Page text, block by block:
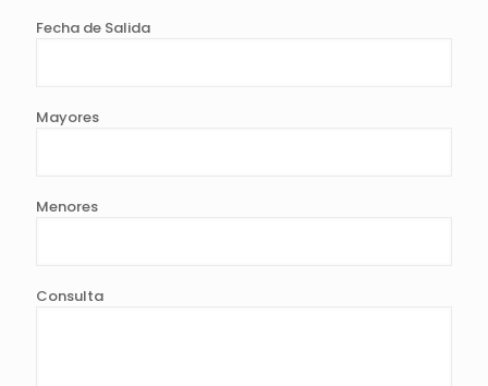
Fecha de Salida
Mayores
Menores
Consulta